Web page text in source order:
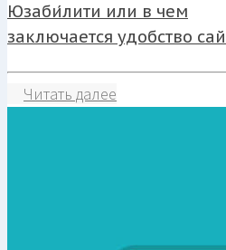
Юзаби́лити или в чем
заключается удобство
Читать далее